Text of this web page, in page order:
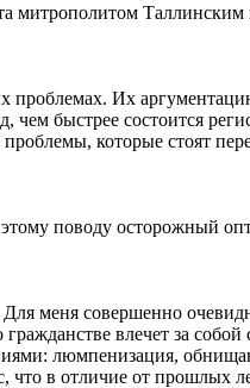
митрополитом
проблемах. Их
чем быстрее состоится
которые стоят
поводу осторожный
меня совершенно
влечет за
люмпенизация,
что в отличие от